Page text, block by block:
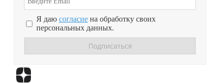
Я даю согласие на обработку своих
персональных данных.